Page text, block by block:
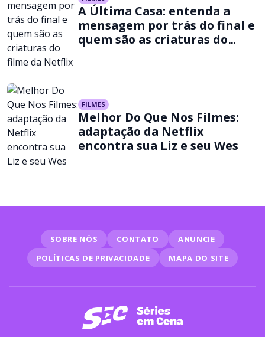
A Última Casa: entenda a
mensagem por trás do final e
quem são as criaturas do
FILMES
Melhor Do Que Nos Filmes:
adaptação da Netflix
encontra sua Liz e seu Wes
SOBRE NÓS CONTATO
ANUNCIE
POLÍTICAS DE PRIVACIDADE
MAPA DO SITE